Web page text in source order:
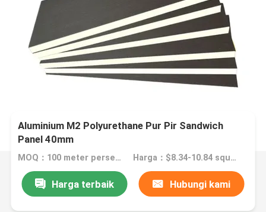
Aluminium M2 Polyurethane Pur Pir Sandwich
Panel 40mm
MOQ：100 meter persegi Harga：$8.34-10.84 square meter
Harga terbaik Hubungi kami